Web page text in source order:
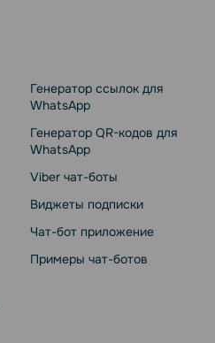
Генератор ссылок для
WhatsApp
Генератор QR-кодов для
WhatsApp
Viber чат-боты
Виджеты подписки
Чат-бот приложение
Примеры чат-ботов